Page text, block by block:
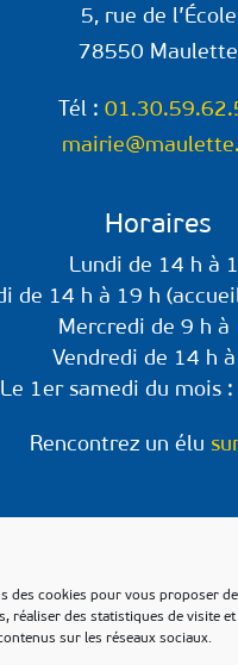
des cookies pour vous proposer
réaliser des statistiques de visite
sur les réseaux sociaux.
5, rue de l’École
78550 Maulette
Tél :
Horaires
Lundi de 14 h à
de 14 h à 19 h
Mercredi de 9 h à
Vendredi de 14 h
Le 1er samedi du mois
Rencontrez un élu
les pages Facebook
notre commune.